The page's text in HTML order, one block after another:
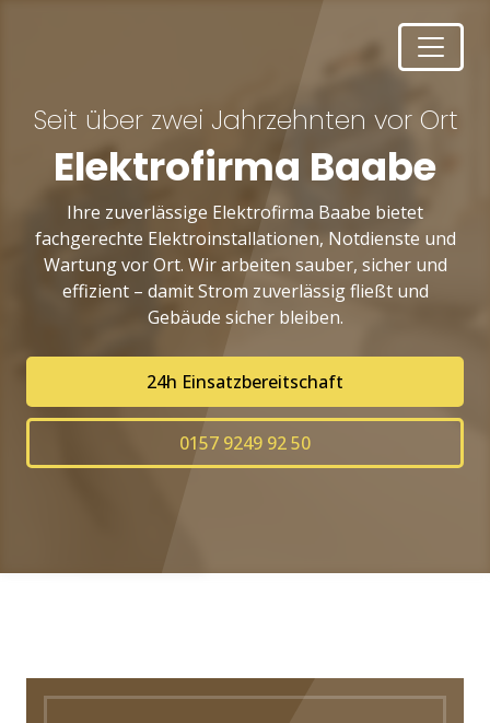
Seit über zwei Jahrzehnten vor Ort
Elektrofirma Baabe
Ihre zuverlässige Elektrofirma Baabe bietet
fachgerechte Elektroinstallationen, Notdienste und
Wartung vor Ort. Wir arbeiten sauber, sicher und
effizient – damit Strom zuverlässig fließt und
Gebäude sicher bleiben.
24h Einsatzbereitschaft
0157 9249 92 50